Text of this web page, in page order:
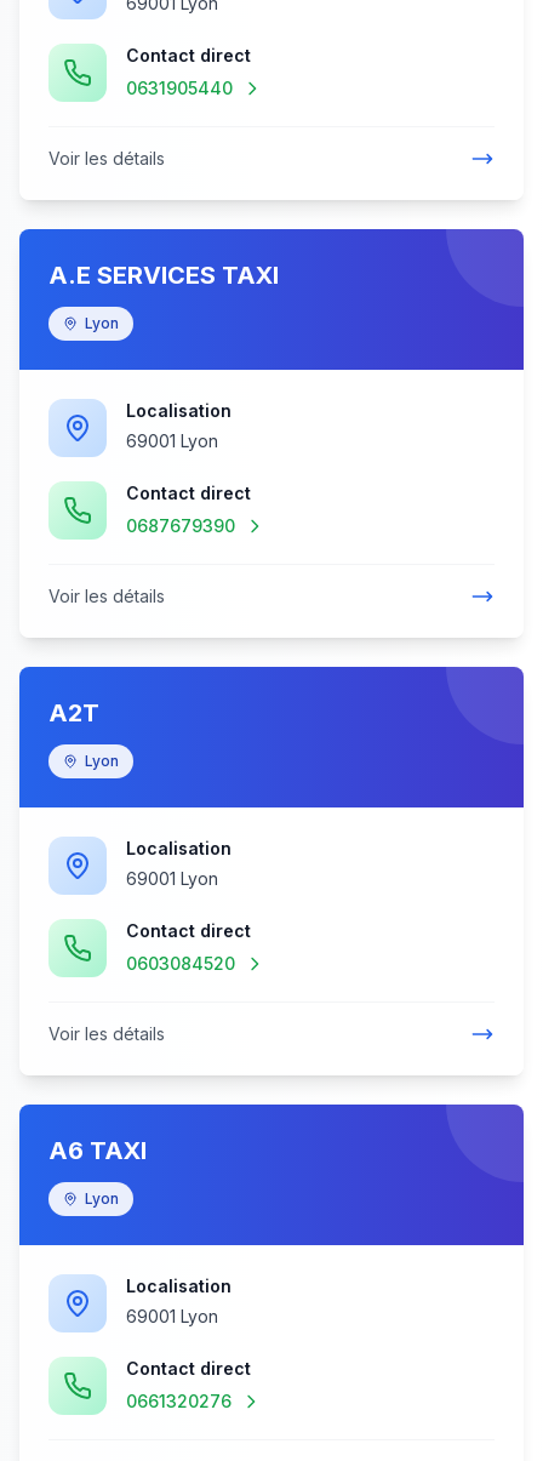
Contact direct
0631905440
Voir les détails
A.E SERVICES TAXI
Lyon
Localisation
69001 Lyon
Contact direct
0687679390
Voir les détails
A2T
Lyon
Localisation
69001 Lyon
Contact direct
0603084520
Voir les détails
A6 TAXI
Lyon
Localisation
69001 Lyon
Contact direct
0661320276